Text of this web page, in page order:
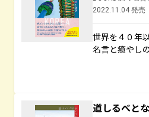
2022.11.04 発売
世界を４０年
名言と癒やし
道しるべと